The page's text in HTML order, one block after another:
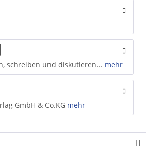
schreiben und diskutieren... mehr
GmbH & Co.KG mehr